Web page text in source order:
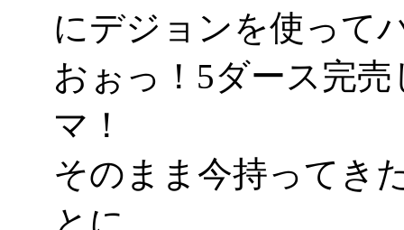
にデジョンを使って
おぉっ！5ダース完
マ！
そのまま今持ってき